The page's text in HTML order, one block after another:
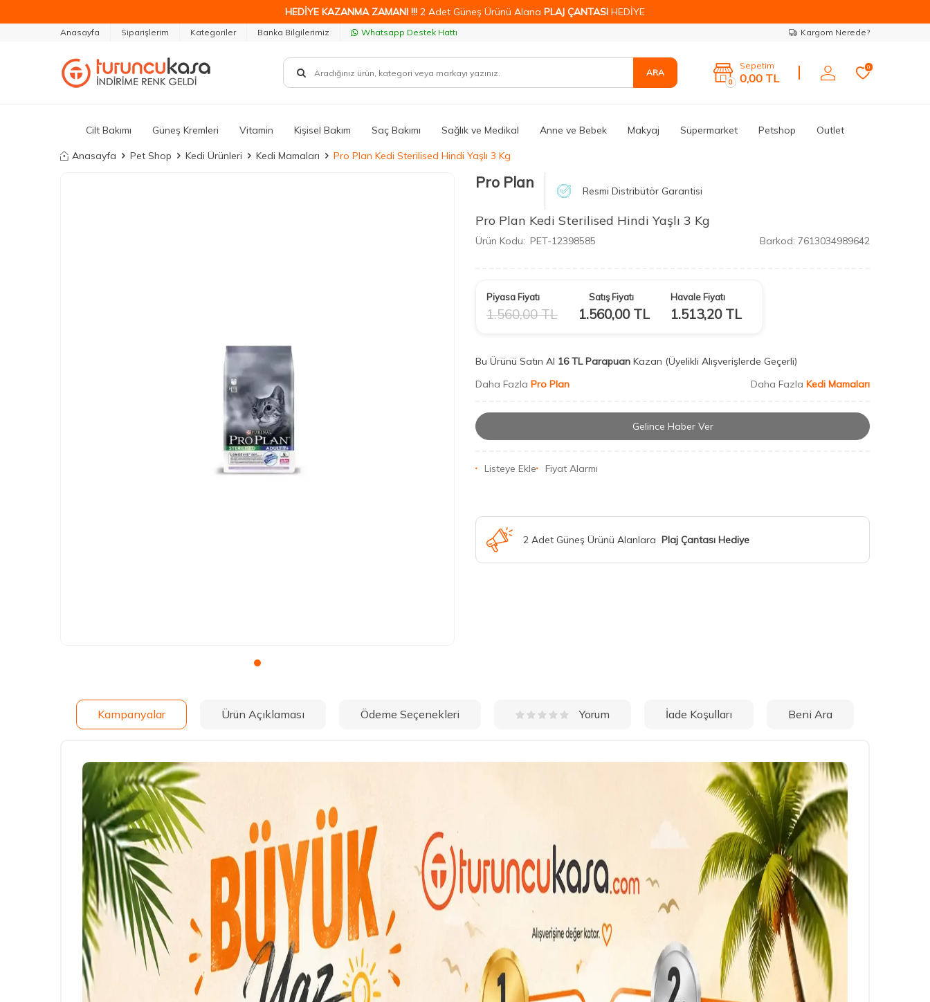
HEDİYE KAZANMA ZAMANI !!! 2 Adet Güneş Ürünü Alana PLAJ ÇANTASI HEDİYE
Anasayfa Siparişlerim Kategoriler Banka Bilgilerimiz Whatsapp Destek Hattı Kargom Nerede?
ARA
0
Sepetim
0,00 TL
0
Cilt Bakımı Güneş Kremleri Vitamin Kişisel Bakım Saç Bakımı Sağlık ve Medikal Anne ve Bebek Makyaj Süpermarket Petshop Outlet
Anasayfa Pet Shop Kedi Ürünleri Kedi Mamaları Pro Plan Kedi Sterilised Hindi Yaşlı 3 Kg
Pro Plan Resmi Distribütör Garantisi
Pro Plan Kedi Sterilised Hindi Yaşlı 3 Kg
Ürün Kodu: PET-12398585 Barkod: 7613034989642
Piyasa Fiyatı
1.560,00TL
Satış Fiyatı
1.560,00TL
Havale Fiyatı
1.513,20TL
Bu Ürünü Satın Al 16 TL Parapuan Kazan (Üyelikli Alışverişlerde Geçerli)
Daha Fazla Pro Plan Daha Fazla Kedi Mamaları
Gelince Haber Ver
Listeye Ekle Fiyat Alarmı
2 Adet Güneş Ürünü Alanlara Plaj Çantası Hediye
Kampanyalar Ürün Açıklaması Ödeme Seçenekleri Yorum İade Koşulları Beni Ara